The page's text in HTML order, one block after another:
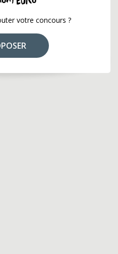
votre concours ?